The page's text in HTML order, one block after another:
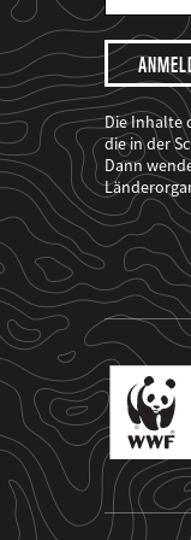
Mail
Adresse
Ich
möchte,
dass
der
WWF
mich
über
seine
Projekte
informiert.
Die Inhalte
die in der
Dann